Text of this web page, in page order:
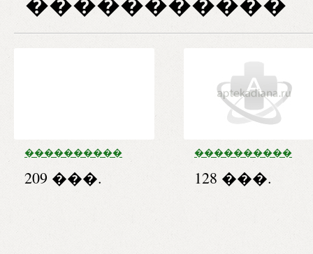
����������
�����.
209 ���.
����������
�
128 ���.